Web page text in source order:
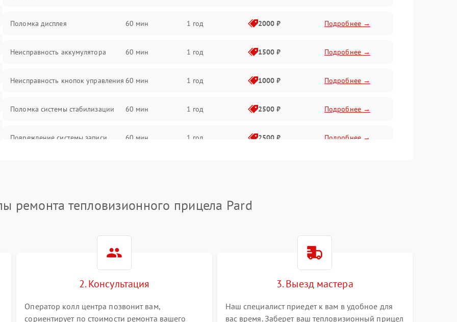
Поломка дисплея 60 мин 1 год 2000 ₽ Подробнее →
Неисправность аккумулятора 60 мин 1 год 1500 ₽ Подробнее →
Неисправность кнопок управления 60 мин 1 год 1000 ₽ Подробнее →
Поломка системы стабилизации 60 мин 1 год 2500 ₽ Подробнее →
Повреждение системы записи 60 мин 1 год 2500 ₽ Подробнее →
автоматического отключения
короткого замыкания
ремонта тепловизионного прицела Pard
2. Консультация
Оператор колл центра позвонит вам,
сориентирует по стоимости ремонта вашего
3. Выезд мастера
Наш специалист приедет к вам в удобное для
вас время. Заберет ваш тепловизионный прицел